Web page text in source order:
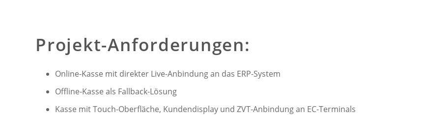
Projekt-Anforderungen:
Online-Kasse mit direkter Live-Anbindung an das ERP-System
Offline-Kasse als Fallback-Lösung
Kasse mit Touch-Oberfläche, Kundendisplay und ZVT-Anbindung an EC-Terminals